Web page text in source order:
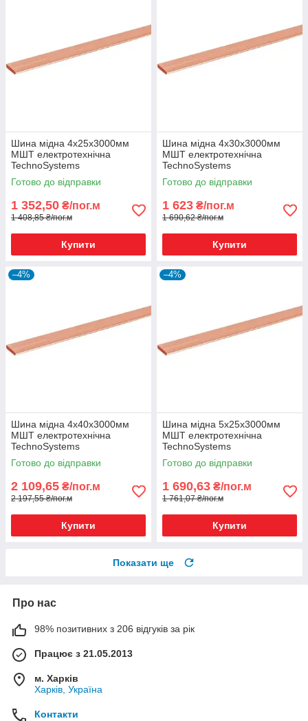
Шина мідна 4х25х3000мм
МШТ електротехнічна
TechnoSystems
Готово до відправки
1 352,50 ₴/пог.м
1 408,85 ₴/пог.м
Купити
Шина мідна 4х30х3000мм
МШТ електротехнічна
TechnoSystems
Готово до відправки
1 623 ₴/пог.м
1 690,62 ₴/пог.м
Купити
–4%
Шина мідна 4х40х3000мм
МШТ електротехнічна
TechnoSystems
Готово до відправки
2 109,65 ₴/пог.м
2 197,55 ₴/пог.м
Купити
–4%
Шина мідна 5х25х3000мм
МШТ електротехнічна
TechnoSystems
Готово до відправки
1 690,63 ₴/пог.м
1 761,07 ₴/пог.м
Купити
Показати ще
Про нас
98% позитивних з 206 відгуків за рік
Працює з 21.05.2013
м. Харків
Харків, Україна
Контакти